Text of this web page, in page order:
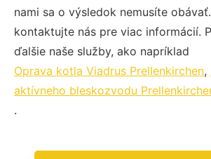
nami sa o výsledok nemusíte
kontaktujte nás pre viac informácií.
ďalšie naše služby, ako napríklad
Oprava kotla Viadrus Prellenkirchen,
aktívneho bleskozvodu
.